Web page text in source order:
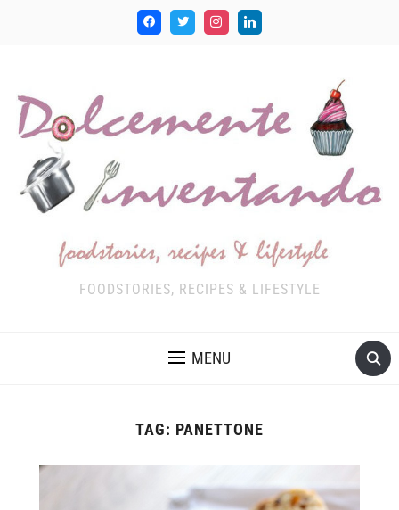
FOODSTORIES, RECIPES & LIFESTYLE
MENU
TAG: PANETTONE